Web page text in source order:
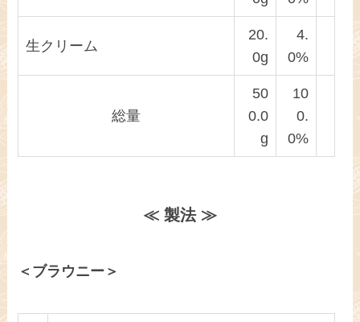
生クリーム
20.
0g
4.
0%
総量
50
0.0
g
10
0.
0%
≪ 製法 ≫
＜ブラウニー＞